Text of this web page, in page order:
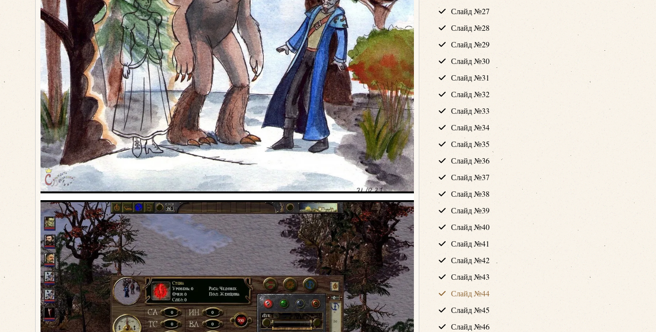
Слайд №27
Слайд №28
Слайд №29
Слайд №30
Слайд №31
Слайд №32
Слайд №33
Слайд №34
Слайд №35
Слайд №36
Слайд №37
Слайд №38
Слайд №39
Слайд №40
Слайд №41
Слайд №42
Слайд №43
Слайд №44
Слайд №45
Слайд №46